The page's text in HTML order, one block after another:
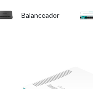
Balanceador